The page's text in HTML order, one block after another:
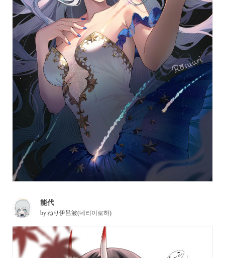
能代
byねり伊呂波(네리이로하)